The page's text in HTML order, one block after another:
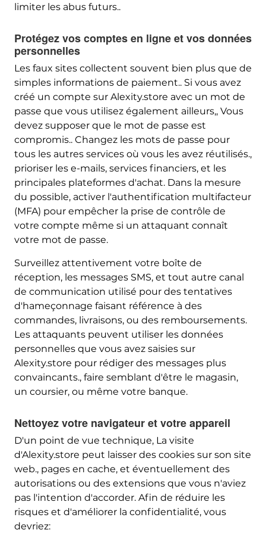
limiter les abus futurs..
Protégez vos comptes en ligne et vos données
personnelles
Les faux sites collectent souvent bien plus que de
simples informations de paiement.. Si vous avez
créé un compte sur Alexity.store avec un mot de
passe que vous utilisez également ailleurs,, Vous
devez supposer que le mot de passe est
compromis.. Changez les mots de passe pour
tous les autres services où vous les avez réutilisés.,
prioriser les e-mails, services financiers, et les
principales plateformes d'achat. Dans la mesure
du possible, activer l'authentification multifacteur
(MFA) pour empêcher la prise de contrôle de
votre compte même si un attaquant connaît
votre mot de passe.
Surveillez attentivement votre boîte de
réception, les messages SMS, et tout autre canal
de communication utilisé pour des tentatives
d'hameçonnage faisant référence à des
commandes, livraisons, ou des remboursements.
Les attaquants peuvent utiliser les données
personnelles que vous avez saisies sur
Alexity.store pour rédiger des messages plus
convaincants., faire semblant d'être le magasin,
un coursier, ou même votre banque.
Nettoyez votre navigateur et votre appareil
D'un point de vue technique, La visite
d'Alexity.store peut laisser des cookies sur son site
web., pages en cache, et éventuellement des
autorisations ou des extensions que vous n'aviez
pas l'intention d'accorder. Afin de réduire les
risques et d'améliorer la confidentialité, vous
devriez: